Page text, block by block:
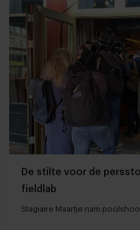
De stilte voor de
fieldlab
Stagiaire Maartje nam